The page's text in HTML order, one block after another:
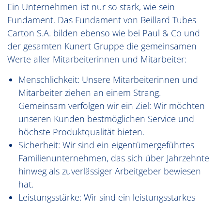
Ein Unternehmen ist nur so stark, wie sein
Fundament. Das Fundament von Beillard Tubes
Carton S.A. bilden ebenso wie bei Paul & Co und
der gesamten Kunert Gruppe die gemeinsamen
Werte aller Mitarbeiterinnen und Mitarbeiter:
Menschlichkeit: Unsere Mitarbeiterinnen und
Mitarbeiter ziehen an einem Strang.
Gemeinsam verfolgen wir ein Ziel: Wir möchten
unseren Kunden bestmöglichen Service und
höchste Produktqualität bieten.
Sicherheit: Wir sind ein eigentümergeführtes
Familienunternehmen, das sich über Jahrzehnte
hinweg als zuverlässiger Arbeitgeber bewiesen
hat.
Leistungsstärke: Wir sind ein leistungsstarkes